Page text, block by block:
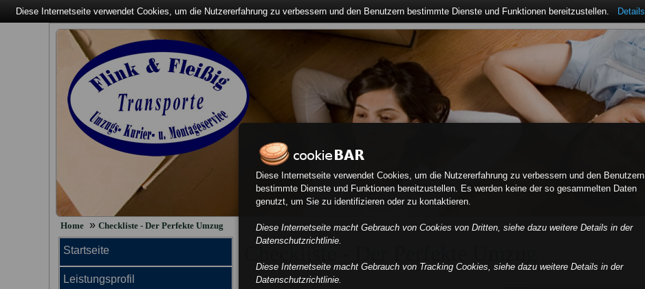
Home » Checkliste - Der Perfekte Umzug
Startseite
Leistungsprofil
Diese Internetseite verwendet Cookies, um die Nutzererfahrung zu verbessern und den Benutzern
bestimmte Dienste und Funktionen bereitzustellen. Es werden keine der so gesammelten Daten
genutzt, um Sie zu identifizieren oder zu kontaktieren.
Diese Internetseite macht Gebrauch von Cookies von Dritten, siehe dazu weitere Details in der
Datenschutzrichtlinie.
Diese Internetseite macht Gebrauch von Tracking Cookies, siehe dazu weitere Details in der
Datenschutzrichtlinie.
Diese Internetseite verwendet Cookies, um die Nutzererfahrung zu verbessern und den Benutzern bestimmte Dienste und Funktionen bereitzustellen. Details